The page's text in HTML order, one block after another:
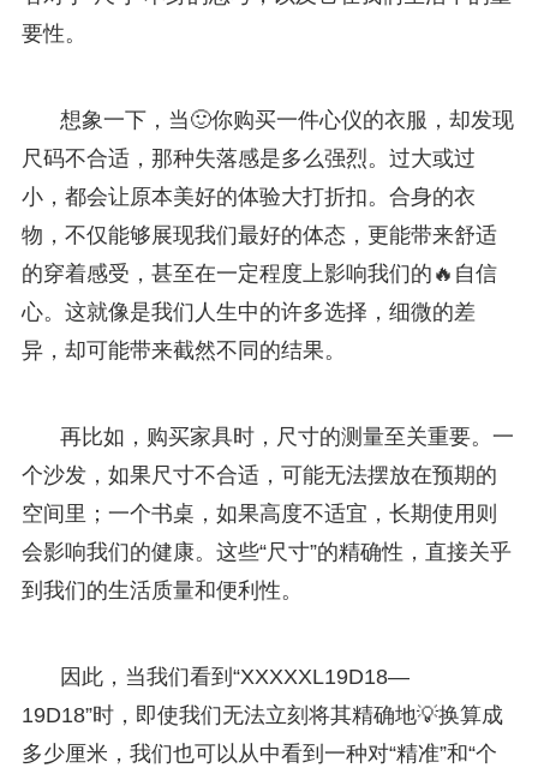
要性。
想象一下，当🙂你购买一件心仪的衣服，却发现
尺码不合适，那种失落感是多么强烈。过大或过
小，都会让原本美好的体验大打折扣。合身的衣
物，不仅能够展现我们最好的体态，更能带来舒适
的穿着感受，甚至在一定程度上影响我们的🔥自信
心。这就像是我们人生中的许多选择，细微的差
异，却可能带来截然不同的结果。
再比如，购买家具时，尺寸的测量至关重要。一
个沙发，如果尺寸不合适，可能无法摆放在预期的
空间里；一个书桌，如果高度不适宜，长期使用则
会影响我们的健康。这些“尺寸”的精确性，直接关乎
到我们的生活质量和便利性。
因此，当我们看到“XXXXXL19D18—
19D18”时，即使我们无法立刻将其精确地💡换算成
多少厘米，我们也可以从中看到一种对“精准”和“个